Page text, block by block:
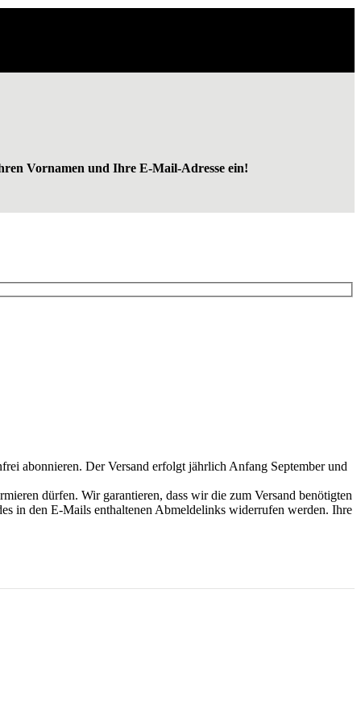
Vor­na­men und Ihre E‑Mail-Adresse ein!
abon­nie­ren. Der Ver­sand erfolgt jähr­lich Anfang Sep­tem­ber und
dür­fen. Wir garan­tie­ren, dass wir die zum Ver­sand benö­tig­ten
in den E‑Mails ent­hal­te­nen Abmel­de­links wider­ru­fen wer­den. Ihre